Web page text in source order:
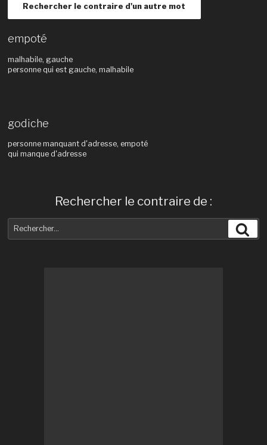
Rechercher le contraire d'un autre mot
empoté
malhabile, gauche
personne qui est gauche, malhabile
godiche
personne manquant d'adresse, empoté
qui manque d'adresse
Rechercher le contraire de :
pour